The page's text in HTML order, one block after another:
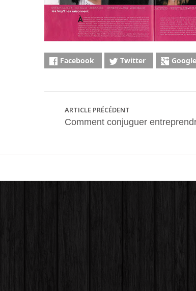
Facebook Twitter
ARTICLE PRÉCÉDENT
Comment conjuguer